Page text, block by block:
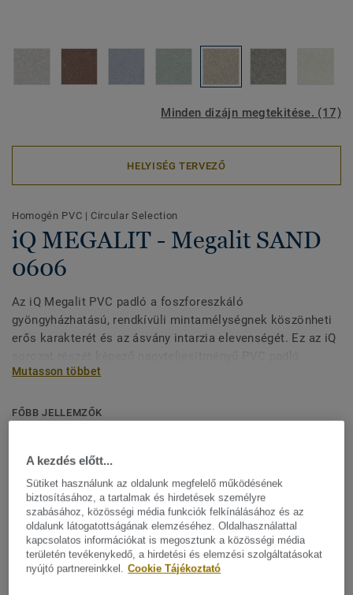
Minden dizájn megtekitése. (17)
HELYISÉG TERVEZŐ
Homogén PVC | Circular Selection
iQ MEGALIT - Megalit SAND
0606
Az iQ Megalit PVC padló a foszforeszkáló
gyöngyházhatású, rendkívüli mintamélységnek köszönheti
erős karakterét és az ásvány intarzia elevenségét. Ez az iQ
kiemelkedő tartósságot, illetve rendkívüli ellenállóságot
minden nagy igénybevételnek kitett terület számára. Nem
helyreállításához.
Mutasson többet
FŐBB JELLEMZŐK
Foszforeszkáló gyöngyházhatás
Ideális a nagy igénybevételnek kitett területekre
A legjobb életciklus költséggel rendelkezik a piacon
Egyedi, száraz keféléses felület helyreállítás
A kezdés előtt...
Sütiket használunk az oldalunk megfelelő működésének
biztosításához, a tartalmak és hirdetések személyre
szabásához, közösségi média funkciók felkínálásához és az
oldalunk látogatottságának elemzéséhez. Oldalhasználattal
kapcsolatos információkat is megosztunk a közösségi média
területén tevékenykedő, a hirdetési és elemzési szolgáltatásokat
nyújtó partnereinkkel. Cookie Tájékoztató